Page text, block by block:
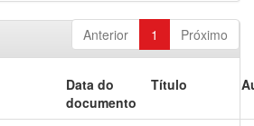
Anterior 1 Próximo
Data do
documento
Título